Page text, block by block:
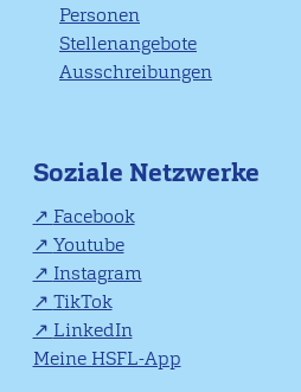
Personen
Stellenangebote
Ausschreibungen
Soziale Netzwerke
Facebook
Youtube
Instagram
TikTok
LinkedIn
Meine HSFL-App